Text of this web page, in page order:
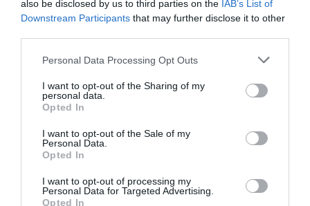
also be disclosed by us to third parties on the IAB’s List of
Downstream Participants that may further disclose it to other
Personal Data Processing Opt Outs
I want to opt-out of the Sharing of my
personal data.
Opted In
I want to opt-out of the Sale of my
Personal Data.
Opted In
I want to opt-out of processing my
Personal Data for Targeted Advertising.
Opted In